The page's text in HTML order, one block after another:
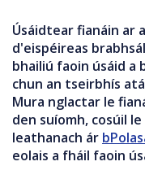
Úsáidtear fianáin ar
d'eispéireas
bhailiú faoin úsáid a
chun an tseirbhís
Mura nglactar le
den suíomh, cosúil
leathanach ár
eolais a fháil faoin